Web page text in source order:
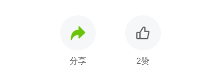
分享 2赞